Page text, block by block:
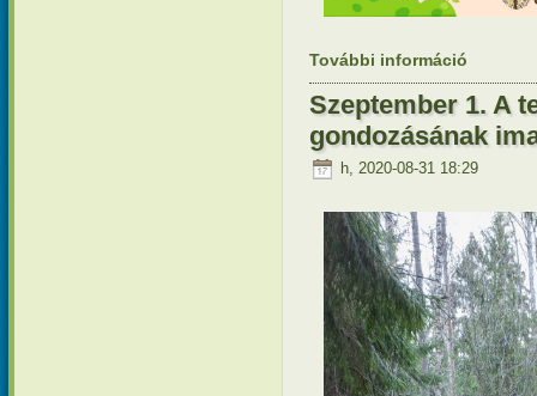
További információ
Szeptember 1. A
gondozásának
h, 2020-08-31 18:29